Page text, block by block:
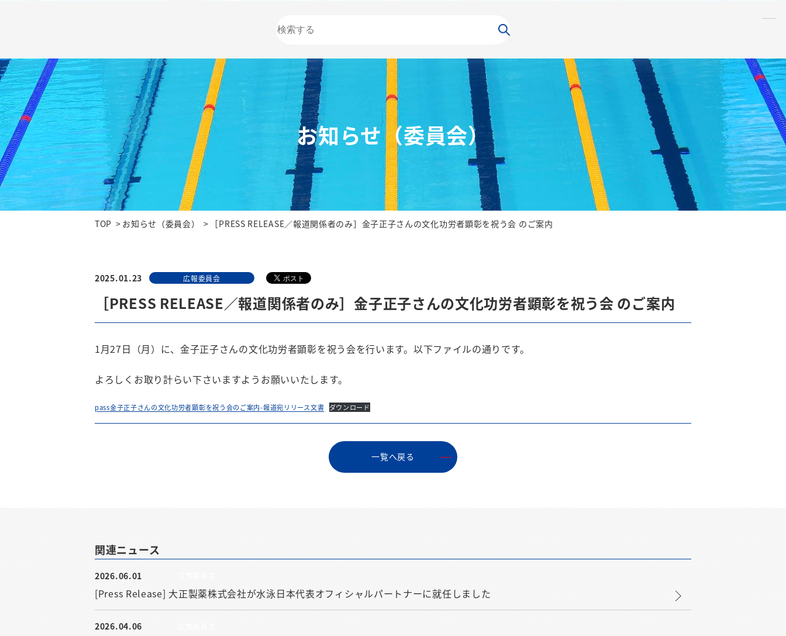
飛込
お知らせ（委員会）
TOP お知らせ（委員会） ［PRESS RELEASE／報道関係者のみ］金子正子さんの文化功労者顕彰を祝う会 のご案内
2025.01.23 広報委員会
［PRESS RELEASE／報道関係者のみ］金子正子さんの文化功労者顕彰を祝う会 のご案内
1月27日（月）に、金子正子さんの文化功労者顕彰を祝う会を行います。以下ファイルの通りです。
よろしくお取り計らい下さいますようお願いいたします。
pass金子正子さんの文化功労者顕彰を祝う会のご案内-報道宛リリース文書 ダウンロード
⼀覧へ戻る
関連ニュース
2026.06.01 広報委員会
[Press Release] 大正製薬株式会社が水泳日本代表オフィシャルパートナーに就任しました
2026.04.06 広報委員会